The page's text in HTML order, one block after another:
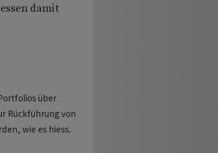
damit
über
Rückführung von
wie es hiess.